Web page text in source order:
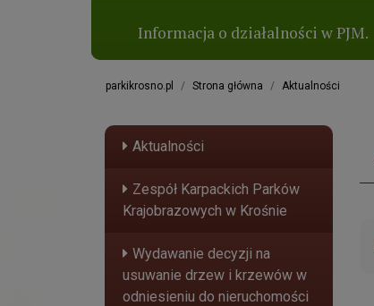
Informacja o działalności w PJM.
parkikrosno.pl Strona główna Aktualności
Aktualności
Zespół Karpackich Parków
Krajobrazowych w Krośnie
Wydawanie decyzji na
usuwanie drzew i krzewów w
odniesieniu do nieruchomości